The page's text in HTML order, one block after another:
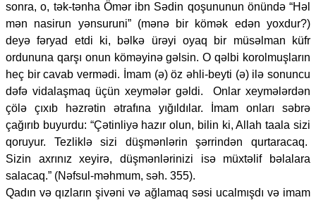
sonra, o, tək-tənha Ömər ibn Sədin qoşununun önündə “Həl
mən nasirun yənsuruni” (mənə bir kömək edən yoxdur?)
deyə fəryad etdi ki, bəlkə ürəyi oyaq bir müsəlman küfr
ordununa qarşı onun köməyinə gəlsin. O qəlbi korolmuşların
heç bir cavab vermədi. İmam (ə) öz əhli-beyti (ə) ilə sonuncu
dəfə vidalaşmaq üçün xeymələr gəldi. Onlar xeymələrdən
çölə çıxıb həzrətin ətrafına yığıldılar. İmam onları səbrə
çağırıb buyurdu: “Çətinliyə hazır olun, bilin ki, Allah taala sizi
qoruyur. Tezliklə sizi düşmənlərin şərrindən qurtaracaq.
Sizin axrınız xeyirə, düşmənlərinizi isə müxtəlif bəlalara
salacaq.” (Nəfsul-məhmum, səh. 355).
Qadın və qızların şivəni və ağlamaq səsi ucalmışdı və imam